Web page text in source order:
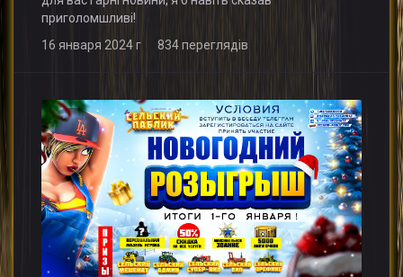
приголомшливі!
16 января 2024 г 834 переглядів